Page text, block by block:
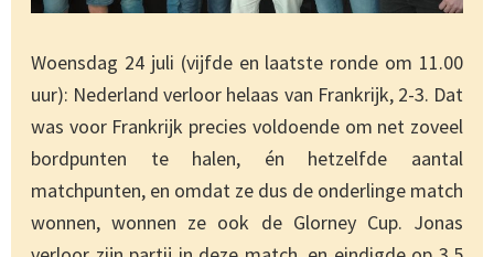
Woensdag 24 juli (vijfde en laatste ronde om 11.00
uur): Nederland verloor helaas van Frankrijk, 2-3. Dat
was voor Frankrijk precies voldoende om net zoveel
bordpunten te halen, én hetzelfde aantal
matchpunten, en omdat ze dus de onderlinge match
wonnen, wonnen ze ook de Glorney Cup. Jonas